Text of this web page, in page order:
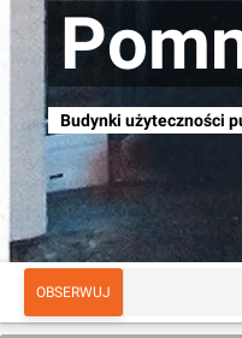
Budynki użyteczności
OBSERWUJ